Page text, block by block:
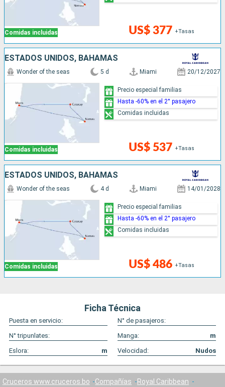
Comidas incluidas US$ 377 +Tasas
ESTADOS UNIDOS, BAHAMAS
Comidas incluidas
Wonder of the seas 5 d Miami 20/12/2027
US$ 537 +Tasas
Precio especial familias
Hasta -60% en el 2° pasajero
Comidas incluidas
ESTADOS UNIDOS, BAHAMAS
Comidas incluidas
Wonder of the seas 4 d Miami 14/01/2028
US$ 486 +Tasas
Precio especial familias
Hasta -60% en el 2° pasajero
Comidas incluidas
Ficha Técnica
Puesta en servicio:
N° de pasajeros:
N° tripunlates:
Manga:
m
Eslora:
m Velocidad: Nudos
Cruceros www.cruceros.bo Compañías
Royal Caribbean